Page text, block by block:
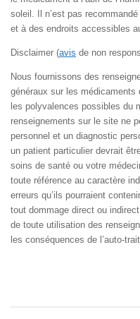
soleil. Il n’est pas
et à des endroits accessibles
Disclaimer (avis de non
Nous fournissons des
généraux sur les médicaments
les polyvalences possibles du
renseignements sur le site ne
personnel et un diagnostic
un patient particulier devrait
soins de santé ou votre
toute référence au caractère
erreurs qu’ils pourraient
tout dommage direct ou
de toute utilisation des
les conséquences de l’auto-